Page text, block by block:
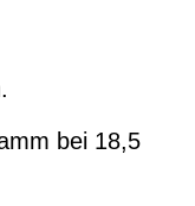
bei 18,5